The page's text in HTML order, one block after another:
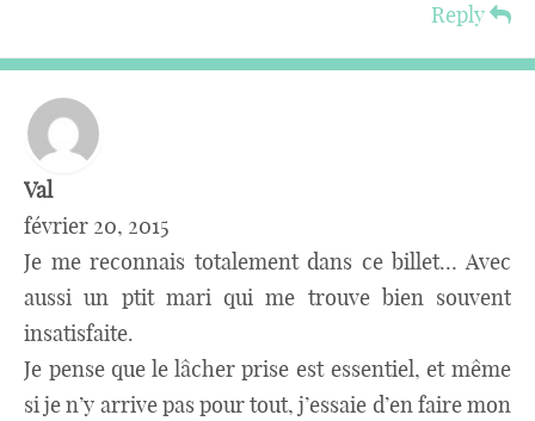
Reply
Val
février 20, 2015
Je me reconnais totalement dans ce billet… Avec
aussi un ptit mari qui me trouve bien souvent
insatisfaite.
Je pense que le lâcher prise est essentiel, et même
si je n’y arrive pas pour tout, j’essaie d’en faire mon